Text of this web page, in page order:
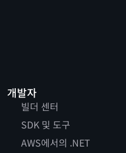
개발자
빌더 센터
SDK 및 도구
AWS에서의 .NET